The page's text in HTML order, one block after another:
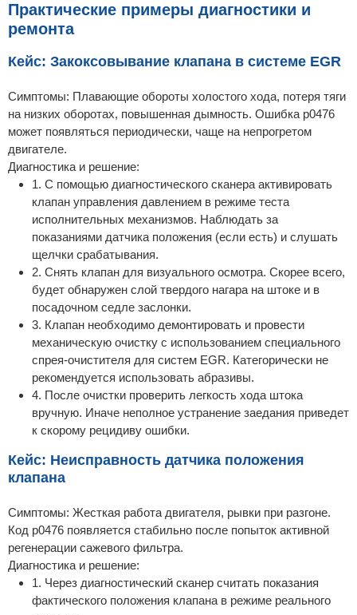
Практические примеры диагностики и
ремонта
Кейс: Закоксовывание клапана в системе EGR
Симптомы: Плавающие обороты холостого хода, потеря тяги
на низких оборотах, повышенная дымность. Ошибка p0476
может появляться периодически, чаще на непрогретом
двигателе.
Диагностика и решение:
1. С помощью диагностического сканера активировать
клапан управления давлением в режиме теста
исполнительных механизмов. Наблюдать за
показаниями датчика положения (если есть) и слушать
щелчки срабатывания.
2. Снять клапан для визуального осмотра. Скорее всего,
будет обнаружен слой твердого нагара на штоке и в
посадочном седле заслонки.
3. Клапан необходимо демонтировать и провести
механическую очистку с использованием специального
спрея-очистителя для систем EGR. Категорически не
рекомендуется использовать абразивы.
4. После очистки проверить легкость хода штока
вручную. Иначе неполное устранение заедания приведет
к скорому рецидиву ошибки.
Кейс: Неисправность датчика положения
клапана
Симптомы: Жесткая работа двигателя, рывки при разгоне.
Код p0476 появляется стабильно после попыток активной
регенерации сажевого фильтра.
Диагностика и решение:
1. Через диагностический сканер считать показания
фактического положения клапана в режиме реального